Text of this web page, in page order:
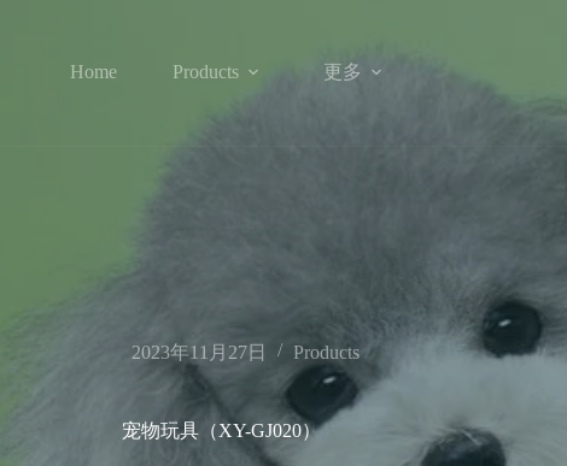
Home Products 更多
2023年11月27日 Products
宠物玩具（XY-GJ020）